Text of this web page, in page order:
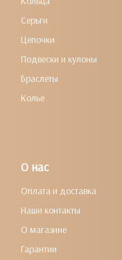
Серьги
Цепочки
Подвески и кулоны
Браслеты
Колье
О нас
Оплата и доставка
Наши контакты
О магазине
Гарантии